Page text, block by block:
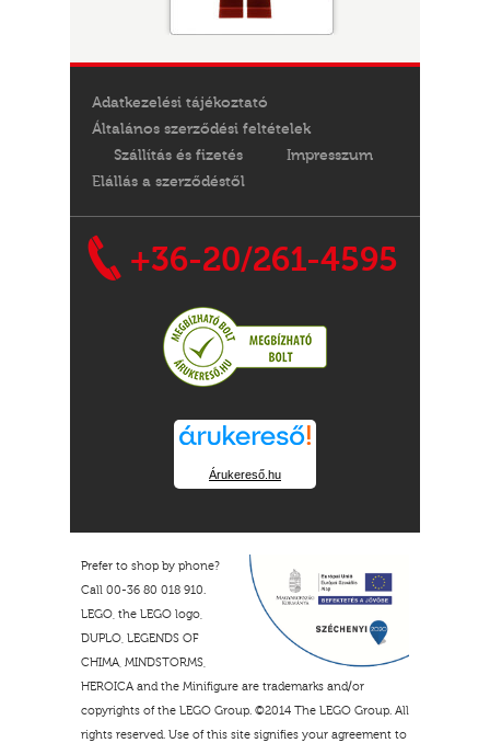
Adatkezelési tájékoztató
Általános szerződési feltételek
Szállítás és fizetés
Impresszum
Elállás a szerződéstől
+36-20/261-4595
Árukereső.hu
Prefer to shop by phone?
Call 00-36 80 018 910.
LEGO, the LEGO logo,
DUPLO, LEGENDS OF
CHIMA, MINDSTORMS,
HEROICA and the Minifigure are trademarks and/or
copyrights of the LEGO Group. ©2014 The LEGO Group. All
rights reserved. Use of this site signifies your agreement to